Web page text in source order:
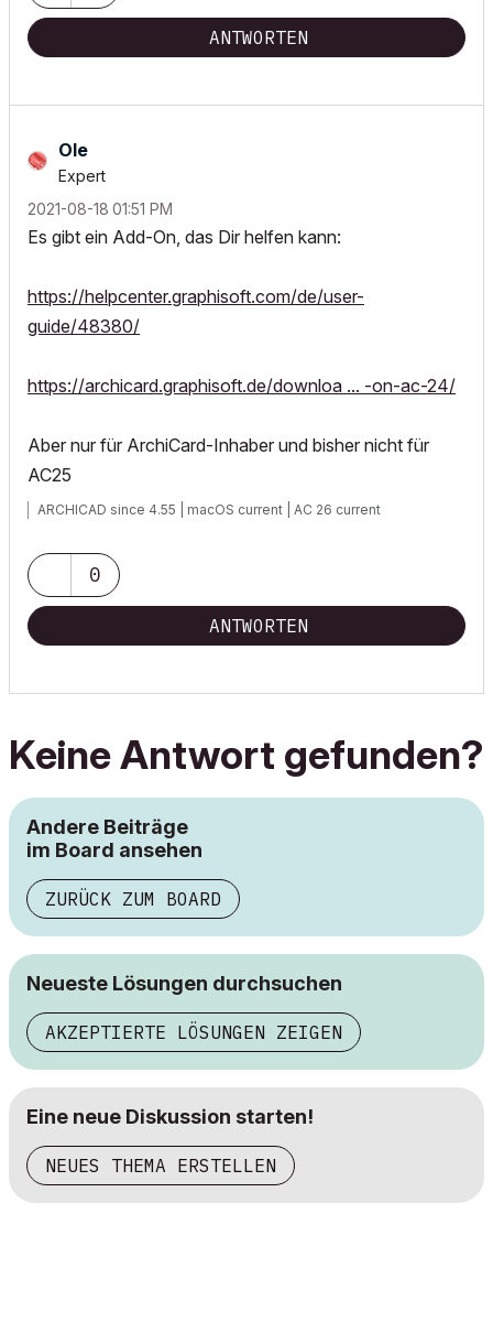
ANTWORTEN
Ole
Expert
‎2021-08-18 01:51 PM
Es gibt ein Add-On, das Dir helfen kann:
https://helpcenter.graphisoft.com/de/user-
guide/48380/
https://archicard.graphisoft.de/downloa ... -on-ac-24/
Aber nur für ArchiCard-Inhaber und bisher nicht für
AC25
ARCHICAD since 4.55 | macOS current | AC 26 current
0
ANTWORTEN
Keine Antwort gefunden?
Andere Beiträge
im Board ansehen
ZURÜCK ZUM BOARD
Neueste Lösungen durchsuchen
AKZEPTIERTE LÖSUNGEN ZEIGEN
Eine neue Diskussion starten!
NEUES THEMA ERSTELLEN